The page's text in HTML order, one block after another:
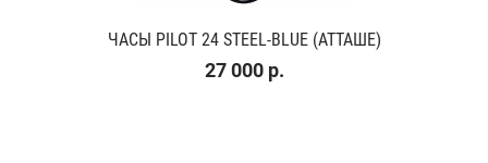
ЧАСЫ PILOT 24 STEEL-BLUE (АТТАШЕ)
27 000 р.